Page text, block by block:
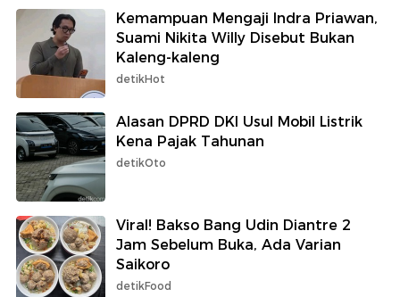
Kemampuan Mengaji Indra Priawan,
Suami Nikita Willy Disebut Bukan
Kaleng-kaleng
detikHot
Alasan DPRD DKI Usul Mobil Listrik
Kena Pajak Tahunan
detikOto
Viral! Bakso Bang Udin Diantre 2
Jam Sebelum Buka, Ada Varian
Saikoro
detikFood